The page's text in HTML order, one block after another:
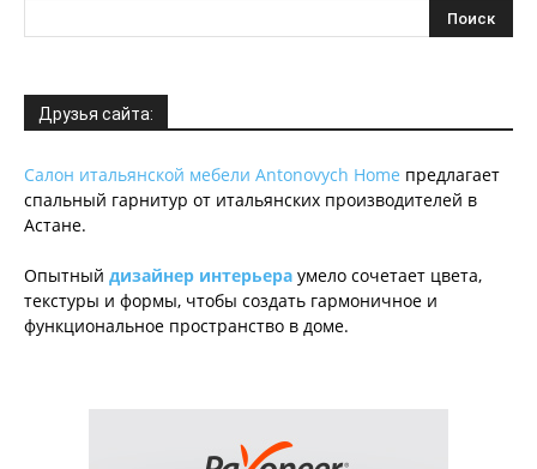
Друзья сайта:
Салон итальянской мебели Antonovych Home предлагает
спальный гарнитур от итальянских производителей в
Астане.
Опытный дизайнер интерьера умело сочетает цвета,
текстуры и формы, чтобы создать гармоничное и
функциональное пространство в доме.